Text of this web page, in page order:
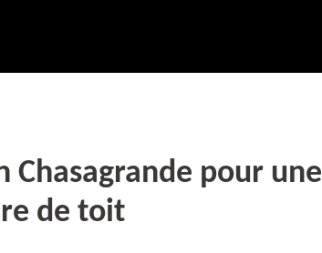
Chasagrande pour une
de toit